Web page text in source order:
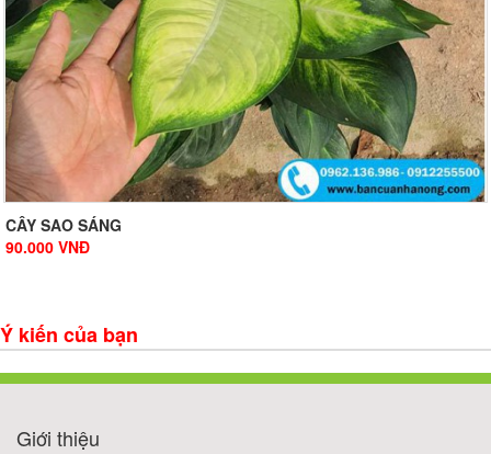
CÂY SAO SÁNG
90.000 VNĐ
Ý kiến của bạn
Giới thiệu